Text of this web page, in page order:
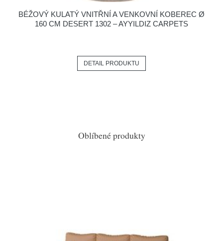
BÉŽOVÝ KULATÝ VNITŘNÍ A VENKOVNÍ KOBEREC Ø
160 CM DESERT 1302 – AYYILDIZ CARPETS
DETAIL PRODUKTU
Oblíbené produkty